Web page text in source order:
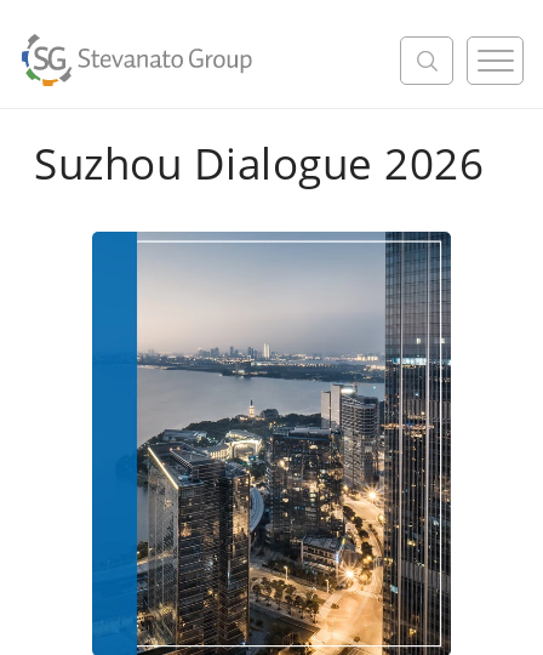
M
e
Suzhou Dialogue 2026